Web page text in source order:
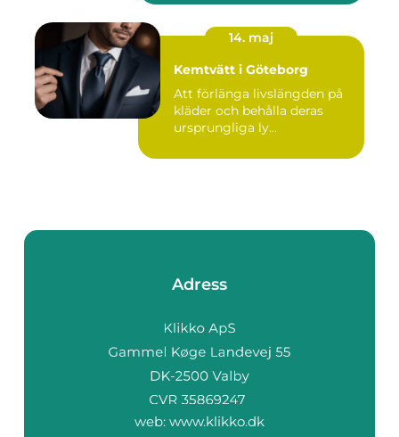
14. maj
Kemtvätt i Göteborg
Att förlänga livslängden på
kläder och behålla deras
ursprungliga ly...
Adress
web: www.klikko.dk